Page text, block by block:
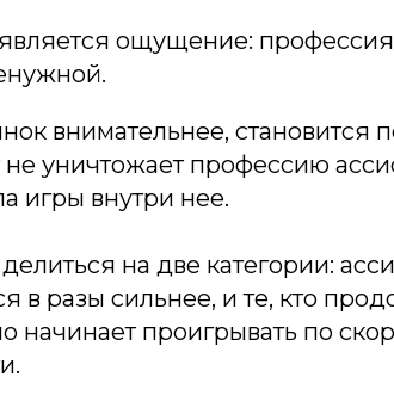
ощущение: профессия
внимательнее, становится
уничтожает профессию
игры внутри нее.
на две категории:
в разы сильнее, и те, кто
начинает проигрывать по